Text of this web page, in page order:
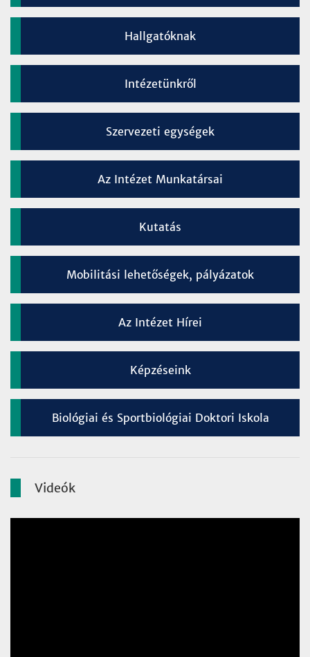
Hallgatóknak
Intézetünkről
Szervezeti egységek
Az Intézet Munkatársai
Kutatás
Mobilitási lehetőségek, pályázatok
Az Intézet Hírei
Képzéseink
Biológiai és Sportbiológiai Doktori Iskola
Videók